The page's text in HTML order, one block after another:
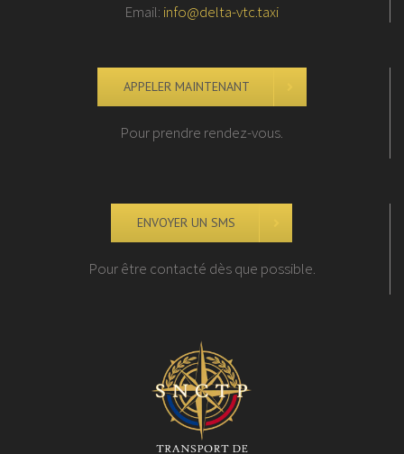
Email: info@delta-vtc.taxi
APPELER MAINTENANT
Pour prendre rendez-vous.
ENVOYER UN SMS
Pour être contacté dès que possible.